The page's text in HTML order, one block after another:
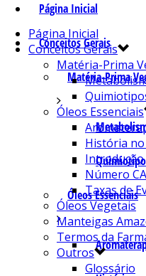
Página Inicial
Conceitos Gerais
Matéria-Prima
Óleos Essenciais
Página Inicial
Conceitos Gerais
Matéria-Prima
Óleos Essenciais
História
Introdução
Número
Taxas de
Óleos Vegetais
Manteigas
Termos da
Outros
Glossário